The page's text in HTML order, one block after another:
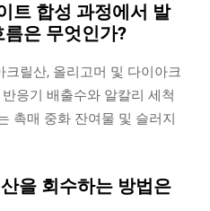
트 합성 과정에서 발
은 무엇인가?
릴산, 올리고머 및 다이아크
응기 배출수와 알칼리 세척
촉매 중화 잔여물 및 슬러지
을 회수하는 방법은